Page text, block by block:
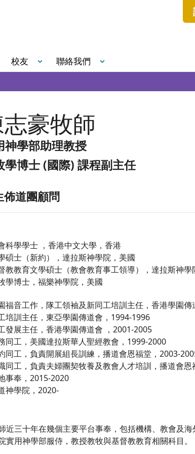
校友 聯絡我們
豪牧師
神學部助理教授
學博士 (國際) 課程副主任
佈道團顧問
科學學士 ，香港中文大學，香港
碩士（新約），達拉斯神學院，美國
教教育文學碩士（教會教育事工領導），達拉斯神學
學博士，福樂神學院，美國
福音工作，隊工領袖及新同工培訓主任，香港學園
培訓主任，東亞學園傳道會，1994-1996
發展主任，香港學園傳道會 ，2001-2005
同工，美國達拉斯華人聖經教會，1999-2000
同工，負責開展組長訓練，播道會恩福堂，2003-
同工，負責夫婦團契牧養及教會人才培訓，播道會
事奉，2015-2020
神學院，2020-
近三十年在幾個主要平台事奉，包括機構、教會及
實用神學部服侍，教授教牧與基督教教育相關科目。